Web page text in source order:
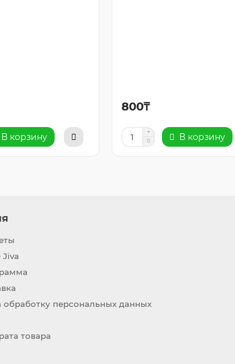
В корзину
800₸
В корзину
Jiva
персональных данных
товара